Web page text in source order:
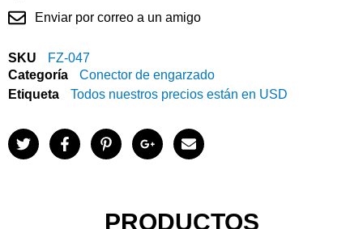
Enviar por correo a un amigo
SKU
FZ-047
Categoría
Conector de engarzado
Etiqueta
Todos nuestros precios están en USD
PRODUCTOS